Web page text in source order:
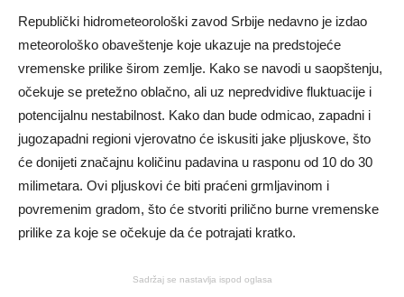
Republički hidrometeorološki zavod Srbije nedavno je izdao
meteorološko obaveštenje koje ukazuje na predstojeće
vremenske prilike širom zemlje. Kako se navodi u saopštenju,
očekuje se pretežno oblačno, ali uz nepredvidive fluktuacije i
potencijalnu nestabilnost. Kako dan bude odmicao, zapadni i
jugozapadni regioni vjerovatno će iskusiti jake pljuskove, što
će donijeti značajnu količinu padavina u rasponu od 10 do 30
milimetara. Ovi pljuskovi će biti praćeni grmljavinom i
povremenim gradom, što će stvoriti prilično burne vremenske
prilike za koje se očekuje da će potrajati kratko.
Sadržaj se nastavlja ispod oglasa